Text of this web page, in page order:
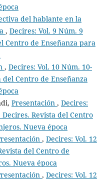
del hablante en la
, Decires: Vol. 9 Núm. 9
Centro de Enseñanza para
, Decires: Vol. 10 Núm. 10-
del Centro de Enseñanza
Presentación , Decires:
Revista del Centro
Nueva época
, Decires: Vol. 12
del Centro de
Nueva época
, Decires: Vol. 12